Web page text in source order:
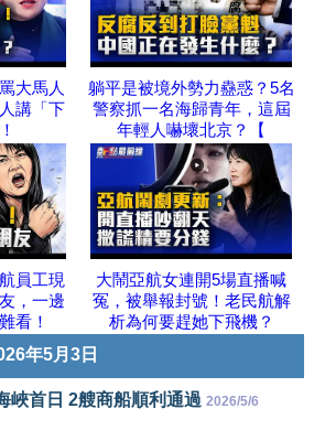
大馬人
講「下
躺平是被境外勢力蠱惑？5名
警察抓一名海歸青年，這屆
年輕人嚇壞北京？【
員工現
，一邊
看！
大鬧亞航女連開5場直播喊
冤，被舉報封號！老民航解
析為何要趕她下飛機？
年5月3日
峽首日 2艘商船順利通過 2026/5/6